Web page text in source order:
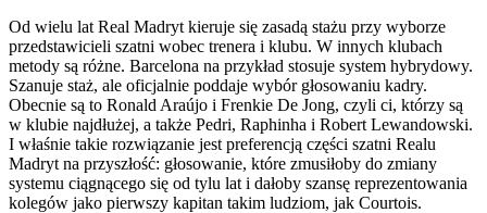
Od wielu lat Real Madryt kieruje się zasadą stażu przy wyborze
przedstawicieli szatni wobec trenera i klubu. W innych klubach
metody są różne. Barcelona na przykład stosuje system hybrydowy.
Szanuje staż, ale oficjalnie poddaje wybór głosowaniu kadry.
Obecnie są to Ronald Araújo i Frenkie De Jong, czyli ci, którzy są
w klubie najdłużej, a także Pedri, Raphinha i Robert Lewandowski.
I właśnie takie rozwiązanie jest preferencją części szatni Realu
Madryt na przyszłość: głosowanie, które zmusiłoby do zmiany
systemu ciągnącego się od tylu lat i dałoby szansę reprezentowania
kolegów jako pierwszy kapitan takim ludziom, jak Courtois.